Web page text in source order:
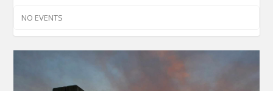
NO EVENTS